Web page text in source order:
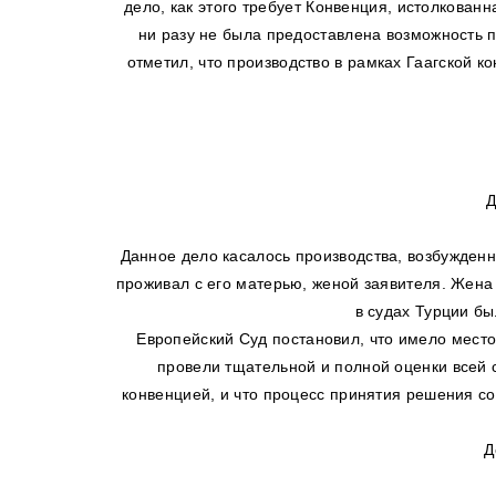
дело, как этого требует Конвенция,
ни разу не была предоставлена
отметил, что производство в рамках Гаагской
Данное дело касалось производства,
проживал с его матерью, женой заявителя. Жена
в судах Турции
Европейский Суд постановил, что имело
провели тщательной и полной оценки всей
конвенцией, и что процесс принятия решения